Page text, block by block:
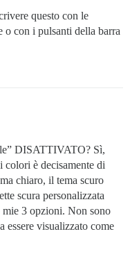
questo con le
o con i pulsanti della barra
DISATTIVATO? Sì,
colori è decisamente di
chiaro, il tema scuro
scura personalizzata
mie 3 opzioni. Non sono
essere visualizzato come